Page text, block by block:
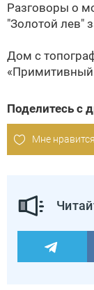
Разговоры о
"Золотой лев"
Дом с
Поделитесь с
Мне нравится